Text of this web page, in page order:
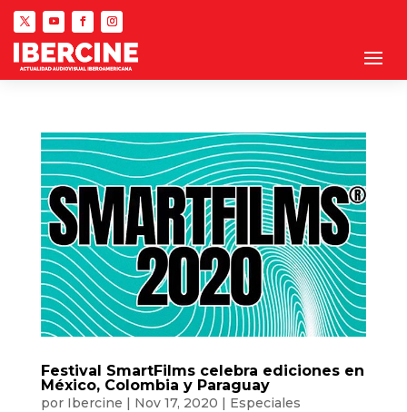
Festival SmartFilms celebra ediciones en
México, Colombia y Paraguay
por Ibercine | Nov 17, 2020 | Especiales